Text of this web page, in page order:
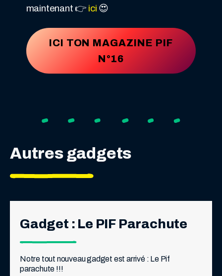
maintenant 👉 ici 😍
ICI TON MAGAZINE PIF
N°16
Autres gadgets
Gadget : Le PIF Parachute
Notre tout nouveau gadget est arrivé : Le Pif
parachute !!!